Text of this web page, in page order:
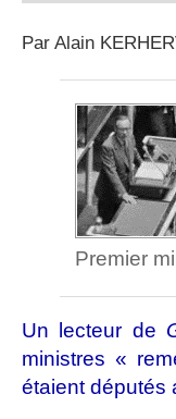
Par Alain
Premier
Un lecteur de
ministres «
étaient députés